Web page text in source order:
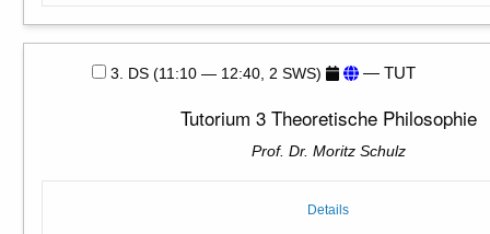
3. DS (11:10 — 12:40, 2 SWS) — TUT
Tutorium 3 Theoretische Philosophie
Prof. Dr. Moritz Schulz
Details